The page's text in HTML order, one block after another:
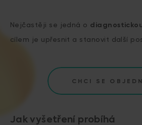
Nejčastěji se jedná o
cílem je upřesnit a stanovit další
CHCI SE
Jak vyšetření probíhá